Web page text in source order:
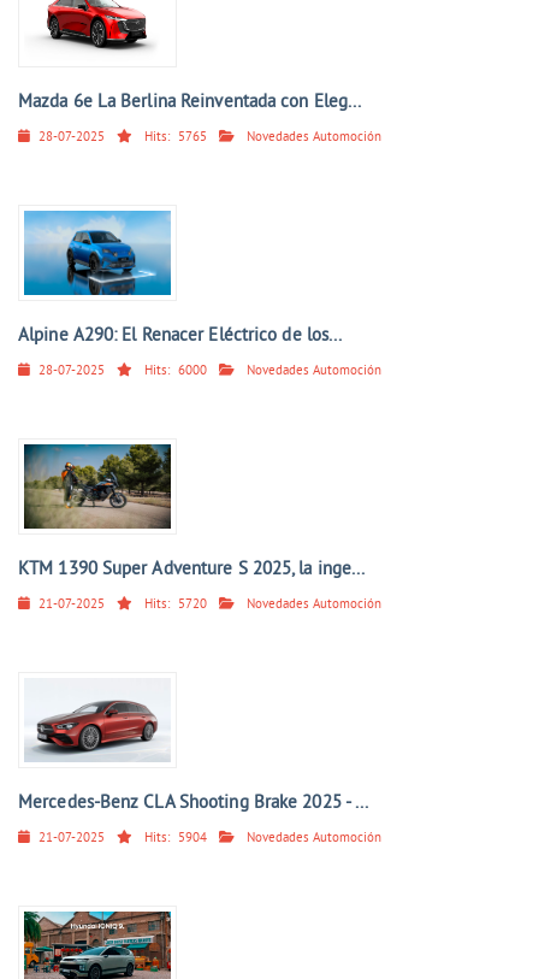
Mazda 6e La Berlina Reinventada con Eleg...
28-07-2025 Hits: 5765 Novedades Automoción
Alpine A290: El Renacer Eléctrico de los...
28-07-2025 Hits: 6000 Novedades Automoción
KTM 1390 Super Adventure S 2025, la inge...
21-07-2025 Hits: 5720 Novedades Automoción
Mercedes-Benz CLA Shooting Brake 2025 - ...
21-07-2025 Hits: 5904 Novedades Automoción